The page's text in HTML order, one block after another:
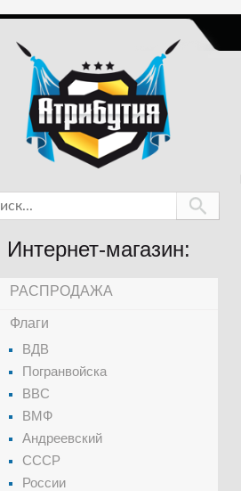
Интернет-магазин:
РАСПРОДАЖА
Флаги
ВДВ
Погранвойска
ВВС
ВМФ
Андреевский
СССР
России